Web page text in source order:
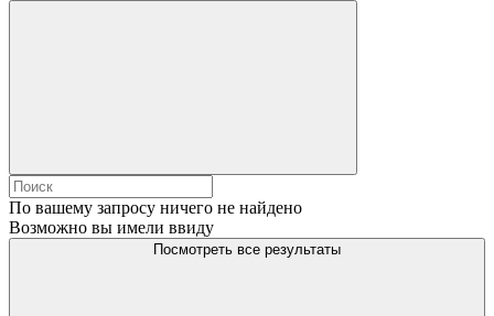
По вашему запросу ничего не найдено
Возможно вы имели ввиду
Посмотреть все результаты